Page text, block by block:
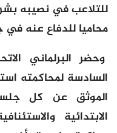
للتلاعب في نصيبه
محاميا للدفاع عنه
وحضر البرلماني
السادسة لمحاكمته
الموثق عن كل
الابتدائية